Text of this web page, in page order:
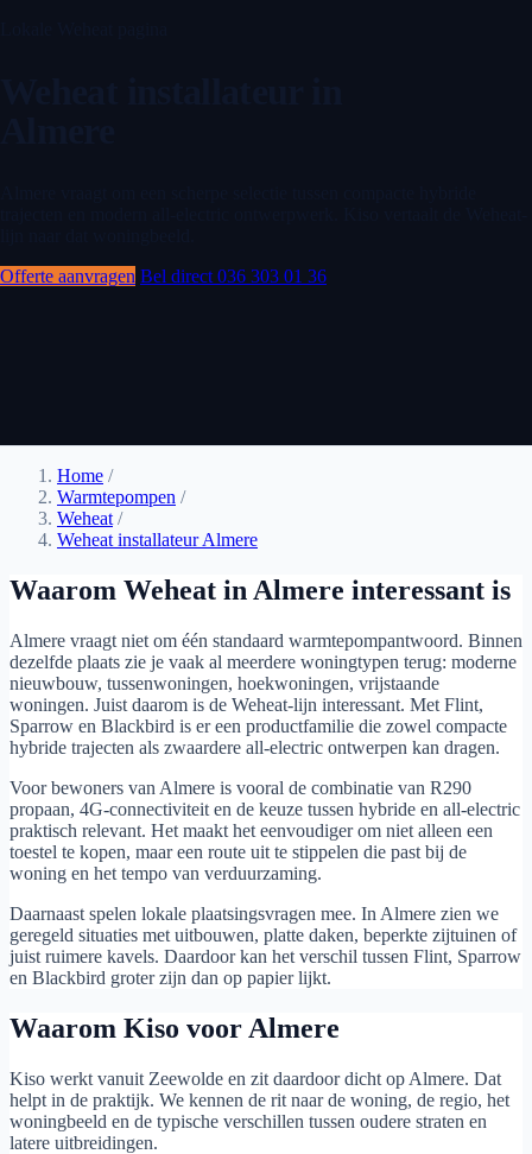
Offerte aanvragen Bel direct 036 303 01 36
Home /
Warmtepompen /
Weheat /
Weheat installateur Almere
Waarom Weheat in Almere interessant is
Almere vraagt niet om één standaard warmtepompantwoord. Binnen
dezelfde plaats zie je vaak al meerdere woningtypen terug: moderne
nieuwbouw, tussenwoningen, hoekwoningen, vrijstaande
woningen. Juist daarom is de Weheat-lijn interessant. Met Flint,
Sparrow en Blackbird is er een productfamilie die zowel compacte
hybride trajecten als zwaardere all-electric ontwerpen kan dragen.
Voor bewoners van Almere is vooral de combinatie van R290
propaan, 4G-connectiviteit en de keuze tussen hybride en all-electric
praktisch relevant. Het maakt het eenvoudiger om niet alleen een
toestel te kopen, maar een route uit te stippelen die past bij de
woning en het tempo van verduurzaming.
Daarnaast spelen lokale plaatsingsvragen mee. In Almere zien we
geregeld situaties met uitbouwen, platte daken, beperkte zijtuinen of
juist ruimere kavels. Daardoor kan het verschil tussen Flint, Sparrow
en Blackbird groter zijn dan op papier lijkt.
Waarom Kiso voor Almere
Kiso werkt vanuit Zeewolde en zit daardoor dicht op Almere. Dat
helpt in de praktijk. We kennen de rit naar de woning, de regio, het
woningbeeld en de typische verschillen tussen oudere straten en
latere uitbreidingen.